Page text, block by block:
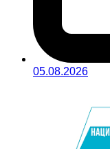
05.08.2026